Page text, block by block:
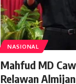
NASIONAL
Mahfud MD
Relawan